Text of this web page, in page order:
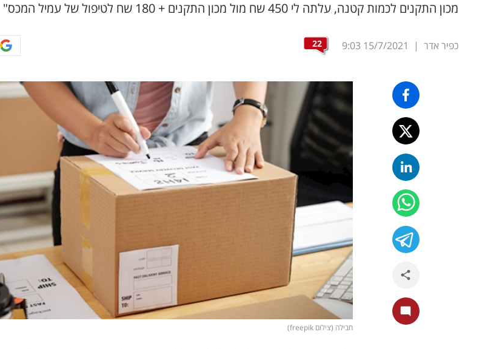
מכון התקנים לכמות קטנה, עלתה לי 450 שח מול מכון התקנים + 180 שח לטיפול של עמיל המכס"
כפיר אדר |
15/7/2021
9:03
22
חבילה (צילום freepik)